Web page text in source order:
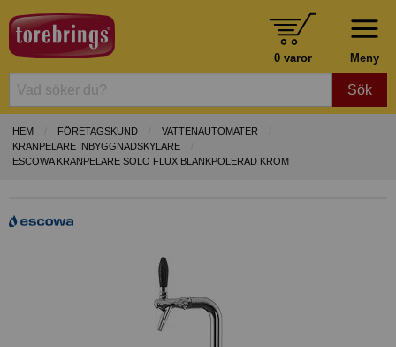
Meny
0 varor
Sök
HEM FÖRETAGSKUND
VATTENAUTOMATER
KRANPELARE INBYGGNADSKYLARE
ESCOWA KRANPELARE SOLO FLUX BLANKPOLERAD KROM